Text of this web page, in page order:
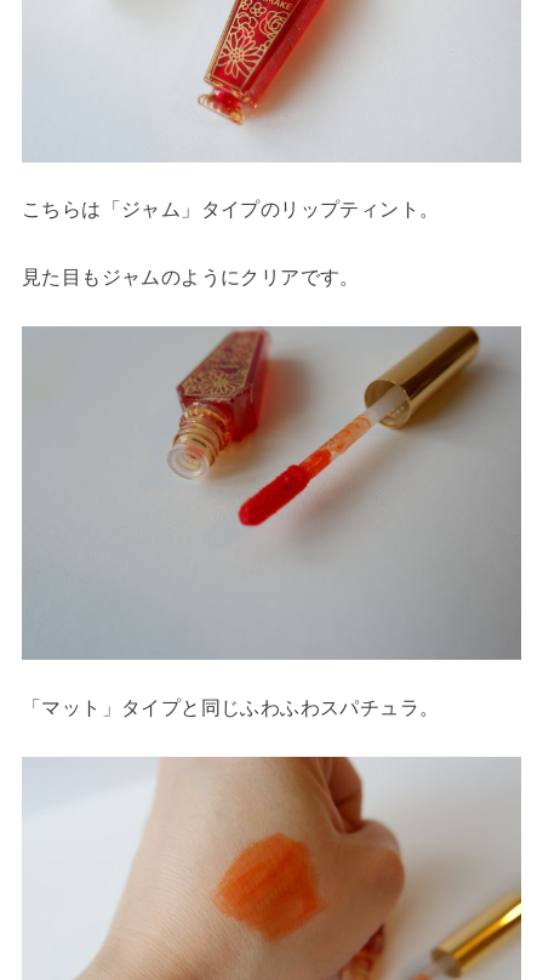
こちらは「ジャム」タイプのリップティント。
見た目もジャムのようにクリアです。
「マット」タイプと同じふわふわスパチュラ。